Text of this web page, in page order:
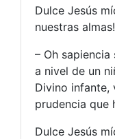
Dulce Jesús
nuestras
– Oh
a nivel de un
Divino infante,
prudencia que
Dulce Jesús